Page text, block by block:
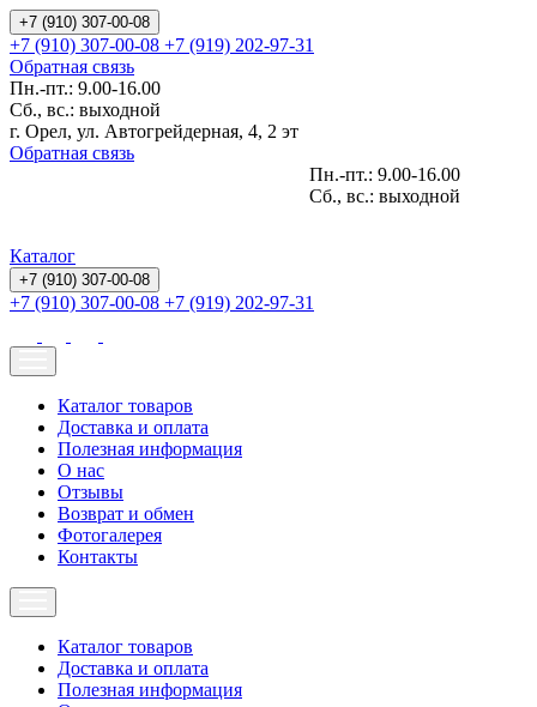
+7 (910) 307-00-08
+7 (910) 307-00-08 +7 (919) 202-97-31
Обратная связь
Пн.-пт.: 9.00-16.00
Сб., вс.: выходной
г. Орел, ул. Автогрейдерная, 4, 2 эт
Обратная связь
Пн.-пт.: 9.00-16.00
Сб., вс.: выходной
Каталог
+7 (910) 307-00-08
+7 (910) 307-00-08 +7 (919) 202-97-31
Каталог товаров
Доставка и оплата
Полезная информация
О нас
Отзывы
Возврат и обмен
Фотогалерея
Контакты
Каталог товаров
Доставка и оплата
Полезная информация